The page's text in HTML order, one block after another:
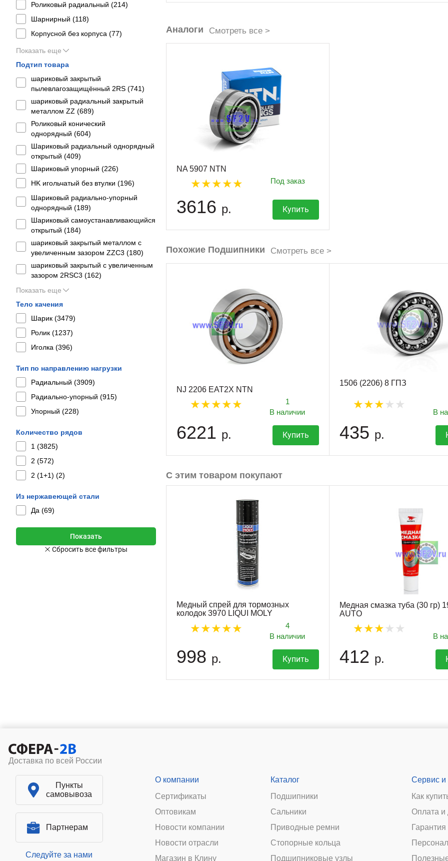
Роликовый радиальный (214)
Шарнирный (118)
Корпусной без корпуса (77)
Показать еще
Подтип товара
шариковый закрытый
пылевлагозащищённый 2RS (741)
шариковый радиальный закрытый
металлом ZZ (689)
Роликовый конический
однорядный (604)
Шариковый радиальный однорядный
открытый (409)
Шариковый упорный (226)
HK игольчатый без втулки (196)
Шариковый радиально-упорный
однорядный (189)
Шариковый самоустанавливающийся
открытый (184)
шариковый закрытый металлом с
увеличенным зазором ZZC3 (180)
шариковый закрытый с увеличенным
зазором 2RSС3 (162)
Показать еще
Тело качения
Шарик (3479)
Ролик (1237)
Иголка (396)
Тип по направлению нагрузки
Радиальный (3909)
Радиально-упорный (915)
Упорный (228)
Количество рядов
1 (3825)
2 (572)
2 (1+1) (2)
Из нержавеющей стали
Да (69)
Аналоги Смотреть все >
NA 5907 NTN
Под заказ
3616 р. Купить
Похожие Подшипники Смотреть все >
NJ 2206 EAT2X NTN
1
В наличии
6221 р. Купить
1506 (2206) 8 ГПЗ
В
435 р.
С этим товаром покупают
Медный спрей для тормозных
колодок 3970 LIQUI MOLY
4
В наличии
998 р. Купить
Медная смазка туба (30 гр)
AUTO
В
412 р.
Доставка по всей России
Пункты
самовывоза
Партнерам
Следуйте за нами
О компании
Сертификаты
Оптовикам
Новости компании
Новости отрасли
Магазин в Клину
Каталог
Подшипники
Сальники
Приводные ремни
Стопорные кольца
Подшипниковые узлы
Сервис и
Как
Оплата и